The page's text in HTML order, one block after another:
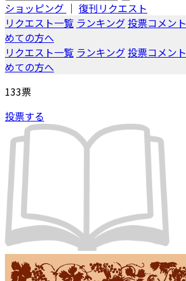
ショッピング ｜ 復刊リクエスト
リクエスト一覧 ランキング投票コメント
めての方へ
リクエスト一覧 ランキング投票コメント
めての方へ
133票
投票する